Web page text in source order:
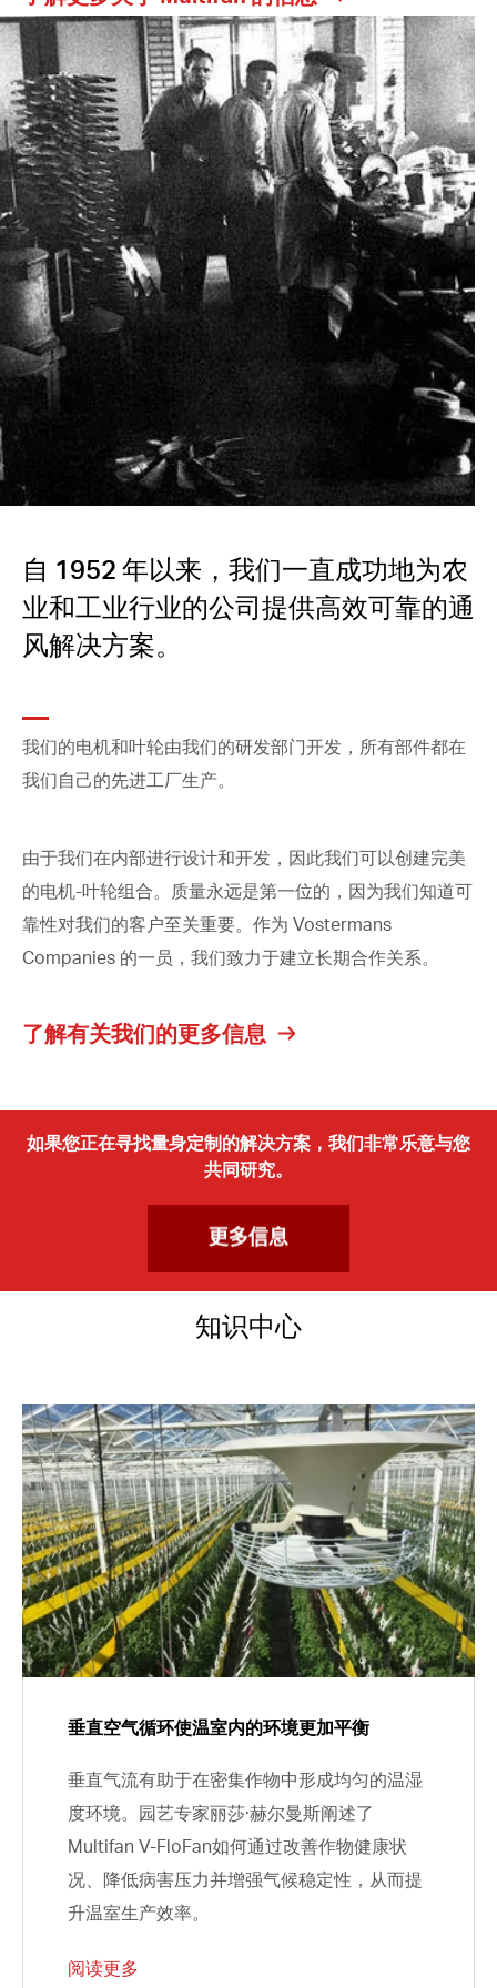
自 1952 年以来，我们一直成功地为农
业和工业行业的公司提供高效可靠的通
风解决方案。
我们的电机和叶轮由我们的研发部门开发，所有部件都在
我们自己的先进工厂生产。
由于我们在内部进行设计和开发，因此我们可以创建完美
的电机-叶轮组合。质量永远是第一位的，因为我们知道可
靠性对我们的客户至关重要。作为 Vostermans
Companies 的一员，我们致力于建立长期合作关系。
了解有关我们的更多信息
如果您正在寻找量身定制的解决方案，我们非常乐意与您
共同研究。
知识中心
垂直空气循环使温室内的环境更加平衡
垂直气流有助于在密集作物中形成均匀的温湿
度环境。园艺专家丽莎·赫尔曼斯阐述了
Multifan V-FloFan如何通过改善作物健康状
况、降低病害压力并增强气候稳定性，从而提
升温室生产效率。
阅读更多